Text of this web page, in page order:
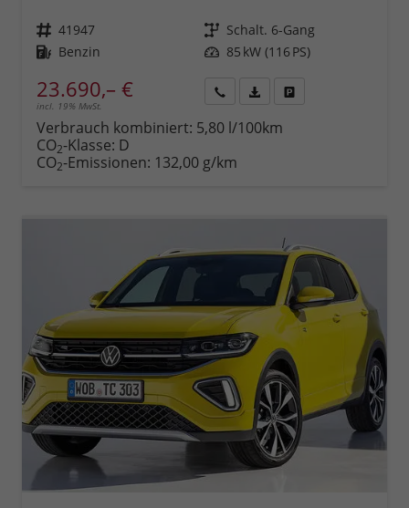
Fahrzeugnr. 41947 Getriebe Schalt. 6-Gang
Kraftstoff Benzin Leistung 85 kW (116 PS)
23.690,– €
incl. 19% MwSt.
anfordern
Datei,
Verbrauch kombiniert: 5,80 l/100km
CO2-Klasse: D
CO2-Emissionen: 132,00 g/km